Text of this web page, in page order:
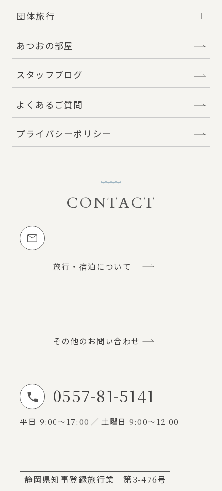
団体旅行
あつおの部屋
スタッフブログ
よくあるご質問
プライバシーポリシー
お問い合わせCONTACT
メールでのお問い合わせ
旅行・宿泊について
その他のお問い合わせ
お電話でのお問い合わせ
0557-81-5141
平日 9:00～17:00 土曜日 9:00～12:00
静岡県知事登録旅行業 第3-476号